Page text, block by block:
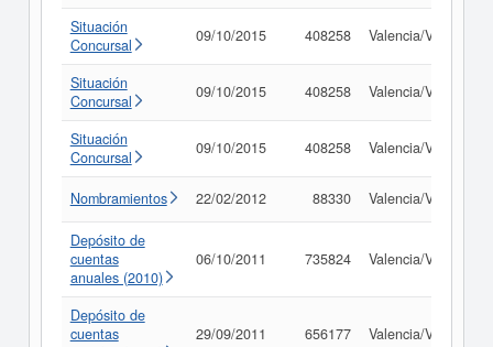
Situación
Concursal
09/10/2015 408258 Valencia/València
Situación
Concursal
09/10/2015 408258 Valencia/València
Situación
Concursal
09/10/2015 408258 Valencia/València
Nombramientos 22/02/2012 88330 Valencia/València
Depósito de
cuentas
anuales (2010)
06/10/2011 735824 Valencia/València
Depósito de
cuentas
29/09/2011 656177 Valencia/València